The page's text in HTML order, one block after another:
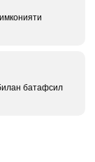
батафсил